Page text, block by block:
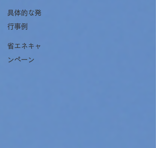
具体的な発
行事例
省エネキャ
ンペーン